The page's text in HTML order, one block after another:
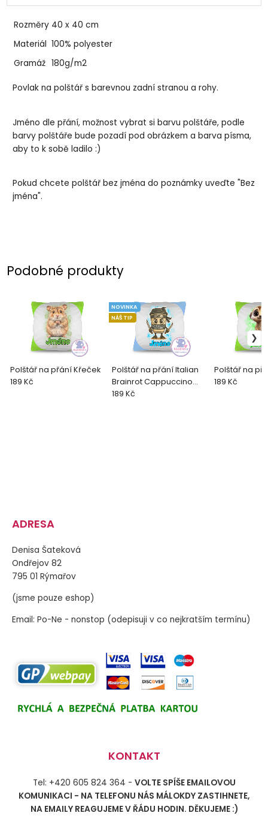
Rozměry 40 x 40 cm
Materiál 100% polyester
Gramáž 180g/m2
Povlak na polštář s barevnou zadní stranou a rohy.
Jméno dle přání, možnost vybrat si barvu polštáře, podle
barvy polštáře bude pozadí pod obrázkem a barva písma,
aby to k sobě ladilo :)
Pokud chcete polštář bez jména do poznámky uveďte "Bez
jména".
Podobné produkty
Polštář na přání Křeček
189 Kč
Polštář na přání Italian
Brainrot Cappuccino
Assassino
NOVINKA
NÁŠ TIP
189 Kč
Polštář na
189 Kč
ADRESA
Denisa Šateková
Ondřejov 82
795 01 Rýmařov
(jsme pouze eshop)
Email: Po-Ne - nonstop (odepisuji v co nejkratším termínu)
KONTAKT
Tel: +420 605 824 364 - VOLTE SPÍŠE EMAILOVOU
KOMUNIKACI - NA TELEFONU NÁS MÁLOKDY ZASTIHNETE,
NA EMAILY REAGUJEME V ŘÁDU HODIN. DĚKUJEME :)